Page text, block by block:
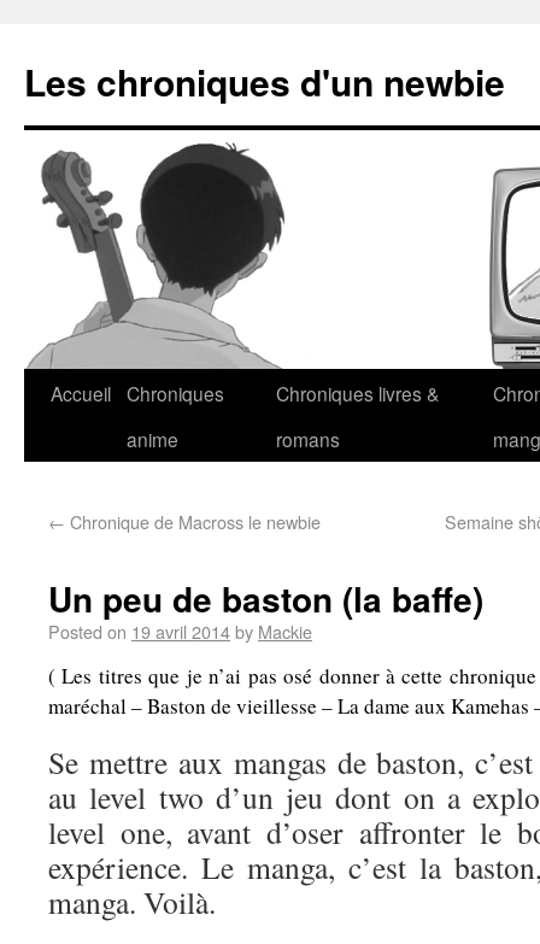
Les chroniques d'un newbie
Accueil Chroniques
anime
Chroniques livres &
romans
← Chronique de Macross le newbie Semaine
Un peu de baston (la baffe)
Posted on 19 avril 2014by Mackie
( Les titres que je n’ai pas osé donner à cette
maréchal – Baston de vieillesse – La dame aux
Se mettre aux mangas de baston,
au level two d’un jeu dont on a
level one, avant d’oser affronter le
expérience. Le manga, c’est la
manga. Voilà.